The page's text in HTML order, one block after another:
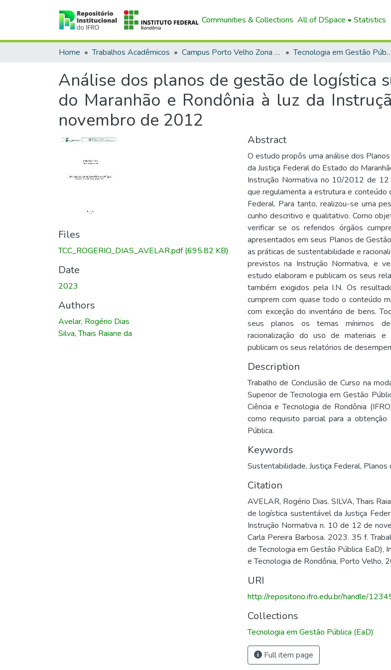
Communities & Collections All of DSpace Statistics
Home Trabalhos Acadêmicos Campus Porto Velho Zona Norte Tecnologia em Gestão Pública (EaD)
Análise dos planos de gestão de logística
do Maranhão e Rondônia à luz da
novembro de 2012
Files
TCC_ROGERIO_DIAS_AVELAR.pdf(695.82 KB)
Date
2023
Authors
Avelar, Rogério Dias
Silva, Thais Raiane da
Abstract
O estudo propôs uma análise dos
da Justiça Federal do Estado do
Instrução Normativa no 10/2012 de
que regulamenta a estrutura e conteúdo
Federal. Para tanto, realizou-se uma
cunho descritivo e qualitativo. Como
verificar se os referidos órgãos
apresentados em seus Planos de
as práticas de sustentabilidade e
previstos na Instrução Normativa, e
estudo elaboram e publicam os seus
também exigidos pela I.N. Os
cumprem com quase todo o conteúdo
com exceção do inventário de bens.
seus planos os temas mínimos
racionalização do uso de materiais
publicam os seus relatórios de
Description
Trabalho de Conclusão de Curso na
Superior de Tecnologia em Gestão
Ciência e Tecnologia de Rondônia
como requisito parcial para a
Pública.
Keywords
Sustentabilidade, Justiça Federal, Planos
Citation
AVELAR, Rogério Dias. SILVA, Thais
de logística sustentável da Justiça
Instrução Normativa n. 10 de 12 de
Carla Pereira Barbosa. 2023. 35 f.
de Tecnologia em Gestão Pública EaD),
e Tecnologia de Rondônia, Porto Velho,
URI
http://repositorio.ifro.edu.br/handle/
Collections
Tecnologia em Gestão Pública (EaD)
Full item page